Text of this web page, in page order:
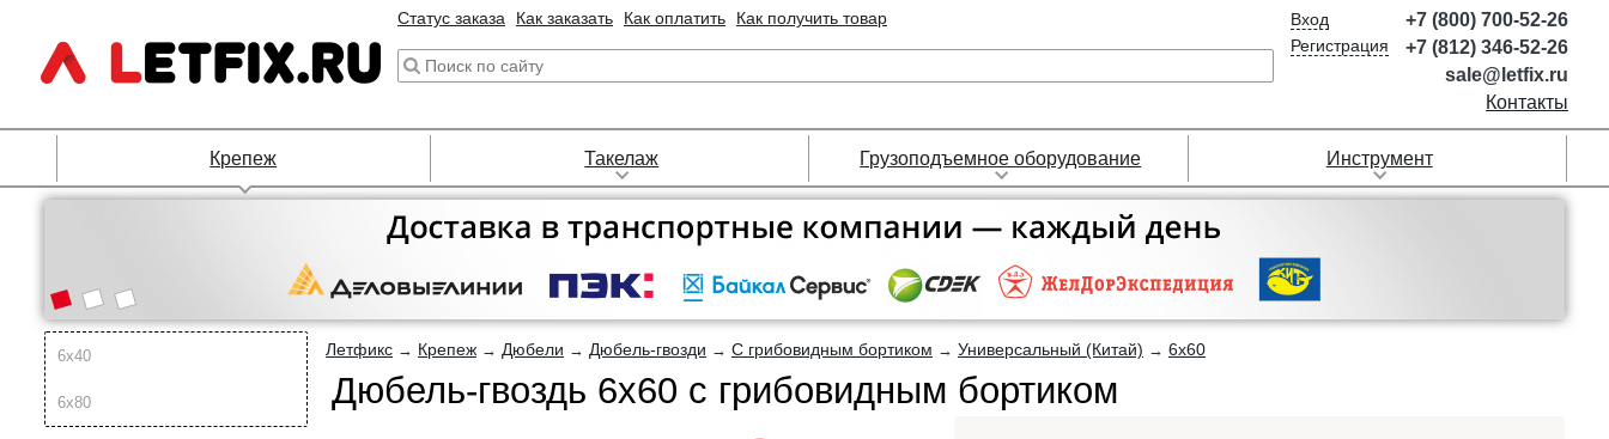
Статус заказа Как заказать Как оплатить Как получить товар
Вход
Регистрация
+7 (800) 700-52-26
+7 (812) 346-52-26
sale@letfix.ru
Контакты
Крепеж Такелаж Грузоподъемное оборудование Инструмент
6х40
6х80
Летфикс → Крепеж → Дюбели → Дюбель-гвозди → С грибовидным бортиком → Универсальный (Китай) → 6х60
Дюбель-гвоздь 6х60 с грибовидным бортиком